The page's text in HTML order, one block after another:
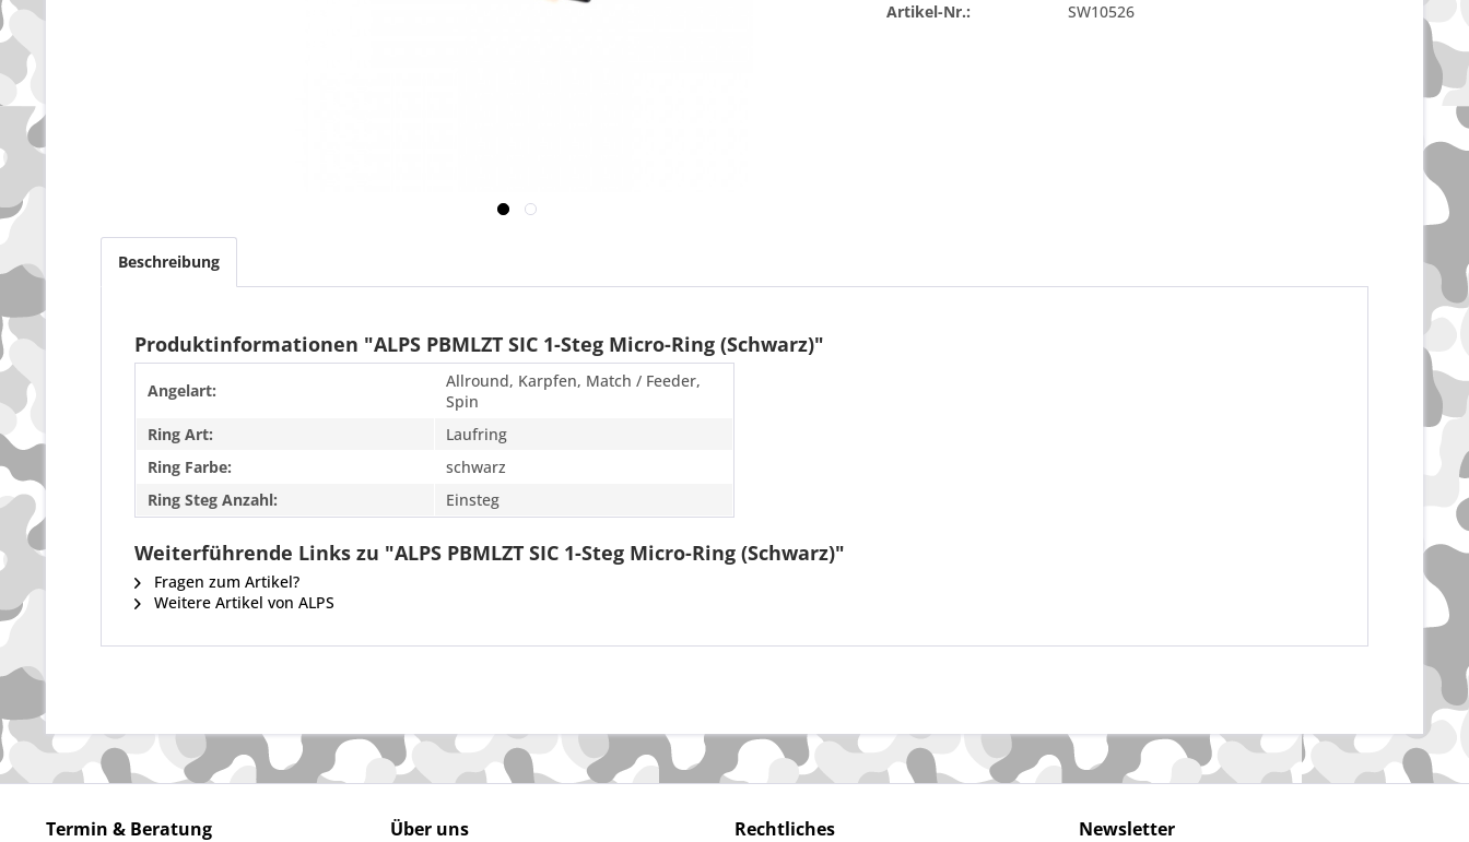
Artikel-Nr.: SW10526
Beschreibung
Produktinformationen "ALPS PBMLZT SIC 1-Steg Micro-Ring (Schwarz)"
Angelart:
Allround, Karpfen, Match / Feeder,
Spin
Ring Art:
Laufring
Ring Farbe:
schwarz
Ring Steg Anzahl:
Einsteg
Weiterführende Links zu "ALPS PBMLZT SIC 1-Steg Micro-Ring (Schwarz)"
Fragen zum Artikel?
Weitere Artikel von ALPS
Termin & Beratung Über uns Rechtliches Newsletter